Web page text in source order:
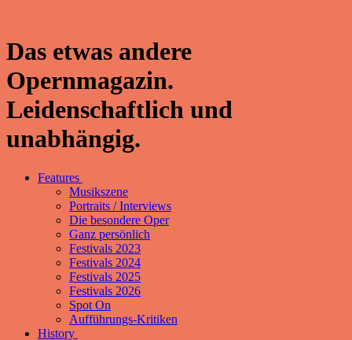
Das etwas andere
Opernmagazin.
Leidenschaftlich und
unabhängig.
Features
Musikszene
Portraits / Interviews
Die besondere Oper
Ganz persönlich
Festivals 2023
Festivals 2024
Festivals 2025
Festivals 2026
Spot On
Aufführungs-Kritiken
History